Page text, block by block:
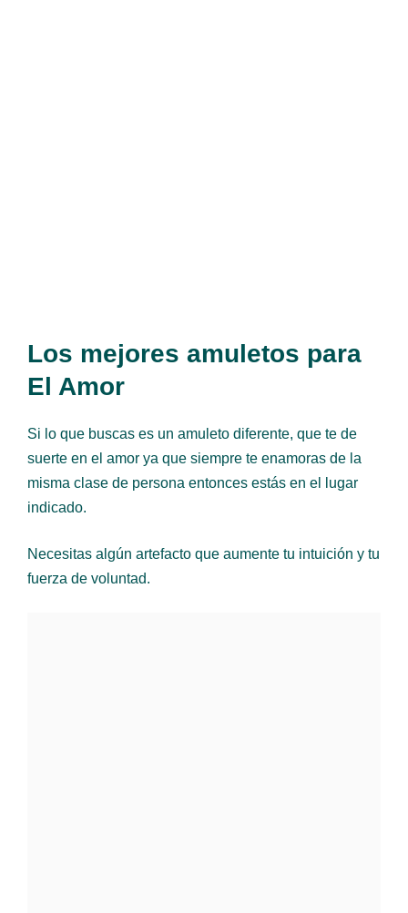
Los mejores amuletos para
El Amor
Si lo que buscas es un amuleto diferente, que te de
suerte en el amor ya que siempre te enamoras de la
misma clase de persona entonces estás en el lugar
indicado.
Necesitas algún artefacto que aumente tu intuición y tu
fuerza de voluntad.